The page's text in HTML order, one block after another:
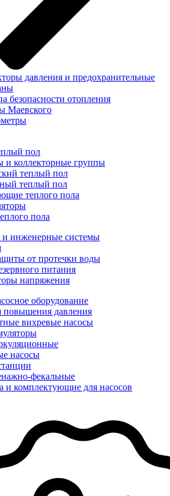
давления и предохранительные
безопасности отопления
Маевского
пол
и коллекторные группы
теплый пол
теплый пол
теплого пола
пола
и инженерные системы
от протечки воды
питания
напряжения
оборудование
повышения давления
вихревые насосы
насосы
фекальные
и комплектующие для насосов